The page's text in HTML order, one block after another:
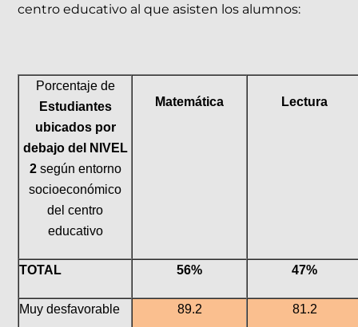
centro educativo al que asisten los alumnos:
Porcentaje de
Estudiantes
ubicados por
debajo del NIVEL
2según entorno
socioeconómico
del centro
educativo
Matemática Lectura
TOTAL 56% 47%
Muy desfavorable 89.2 81.2